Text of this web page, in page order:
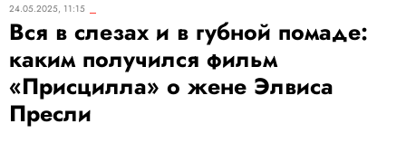
24.05.2025, 11:15
Вся в слезах и в губной помаде:
каким получился фильм
«Присцилла» о жене Элвиса
Пресли